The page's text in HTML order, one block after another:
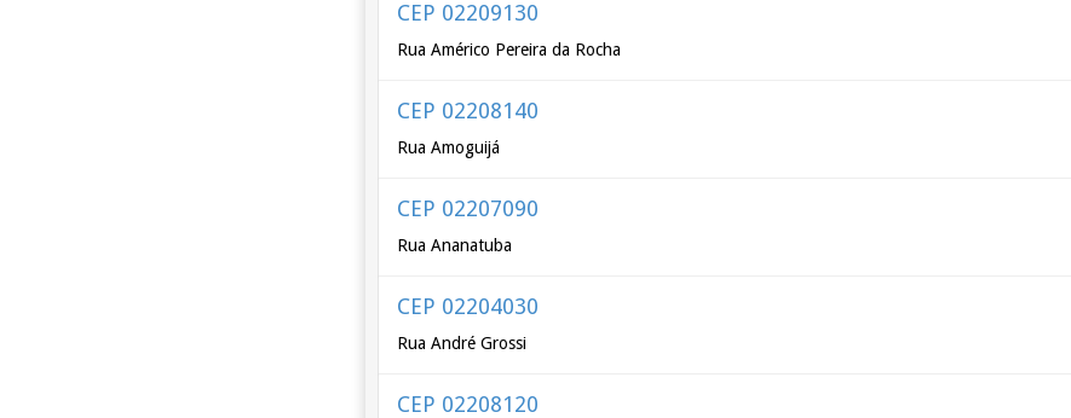
CEP 02209130
Rua Américo Pereira da Rocha
CEP 02208140
Rua Amoguijá
CEP 02207090
Rua Ananatuba
CEP 02204030
Rua André Grossi
CEP 02208120